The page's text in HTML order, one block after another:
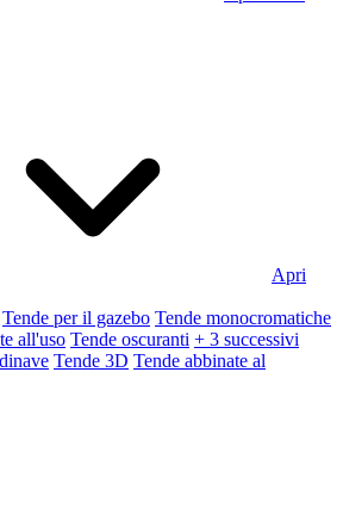
Apri
Tende per il gazebo Tende monocromatiche
all'uso Tende oscuranti + 3 successivi
Tende 3D Tende abbinate al